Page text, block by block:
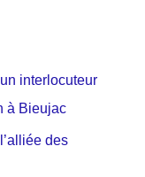
interlocuteur
à Bieujac
des